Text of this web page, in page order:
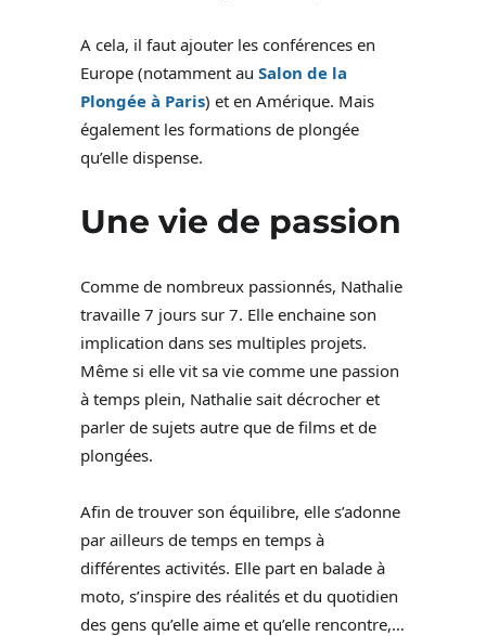
A cela, il faut ajouter les conférences en
Europe (notamment au Salon de la
Plongée à Paris) et en Amérique. Mais
également les formations de plongée
qu’elle dispense.
Une vie de passion
Comme de nombreux passionnés, Nathalie
travaille 7 jours sur 7. Elle enchaine son
implication dans ses multiples projets.
Même si elle vit sa vie comme une passion
à temps plein, Nathalie sait décrocher et
parler de sujets autre que de films et de
plongées.
Afin de trouver son équilibre, elle s’adonne
par ailleurs de temps en temps à
différentes activités. Elle part en balade à
moto, s’inspire des réalités et du quotidien
des gens qu’elle aime et qu’elle rencontre,…